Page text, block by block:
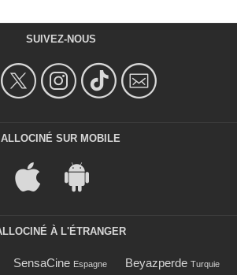
SUIVEZ-NOUS
ALLOCINÉ SUR MOBILE
À L'ÉTRANGER
SensaCine Espagne Beyazperde Turquie